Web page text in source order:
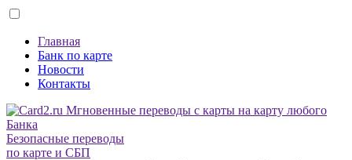
Главная
Банк по карте
Новости
Контакты
Безопасные переводы
по карте и СБП